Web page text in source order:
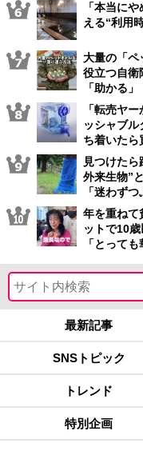
「本当に
える“利用
大量の「
役立つ自衛
「助かる」
「転売ヤ
ッシャブ
ち着いたら
見つけた
外来生物”
「迷わずつ
年を重ね
ットで10
「とっても
最新記事
SNSトピック
トレンド
特別企画